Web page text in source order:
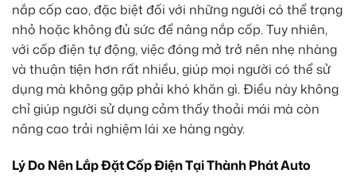
nắp cốp cao, đặc biệt đối với những người có thể trạng
nhỏ hoặc không đủ sức để nâng nắp cốp. Tuy nhiên,
với cốp điện tự động, việc đóng mở trở nên nhẹ nhàng
và thuận tiện hơn rất nhiều, giúp mọi người có thể sử
dụng mà không gặp phải khó khăn gì. Điều này không
chỉ giúp người sử dụng cảm thấy thoải mái mà còn
nâng cao trải nghiệm lái xe hàng ngày.
Lý Do Nên Lắp Đặt Cốp Điện Tại Thành Phát Auto